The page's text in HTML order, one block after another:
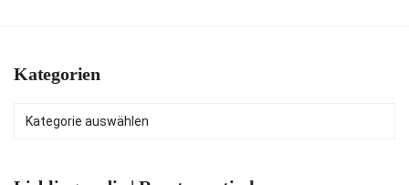
Kategorien